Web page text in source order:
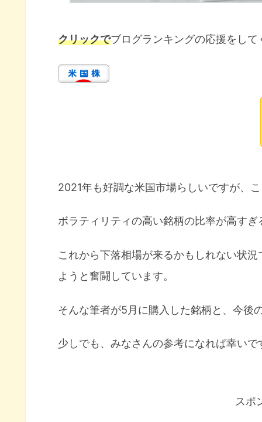
クリックでブログランキングの応援をして
2021年も好調な米国市場らしいですが、
ボラティリティの高い銘柄の比率が高す
これから下落相場が来るかもしれない状
ようと奮闘しています。
そんな筆者が5月に購入した銘柄と、今後
少しでも、みなさんの参考になれば幸いで
スポ